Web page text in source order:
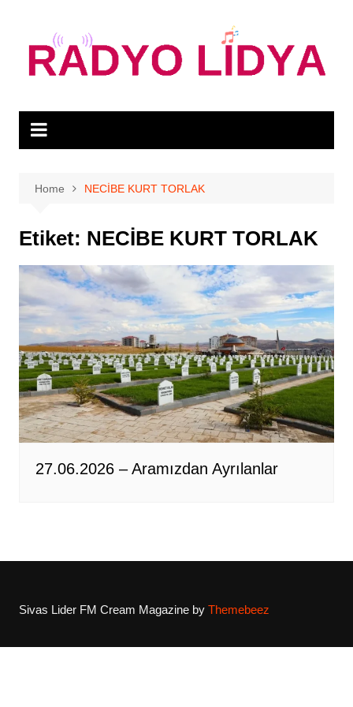
content
Home NECİBE KURT TORLAK
Etiket: NECİBE KURT TORLAK
27.06.2026 – Aramızdan Ayrılanlar
Sivas Lider FM Cream Magazine by Themebeez